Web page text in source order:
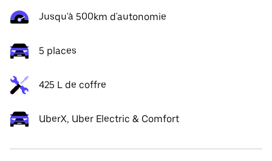
Jusqu'à 500km d'autonomie
5 places
425 L de coffre
UberX, Uber Electric & Comfort